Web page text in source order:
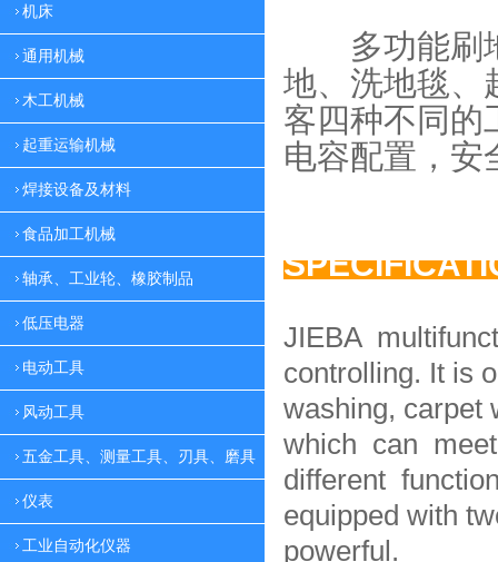
机床
通用机械
木工机械
起重运输机械
焊接设备及材料
食品加工机械
轴承、工业轮、橡胶制品
低压电器
电动工具
风动工具
五金工具、测量工具、刃具、磨具
仪表
工业自动化仪器
多功能刷地
地、 洗地毯、
客四种不同的
电容配置， 安
JIEBA
controlling. It is
washing, carpet
which can
different
equipped with
powerful.